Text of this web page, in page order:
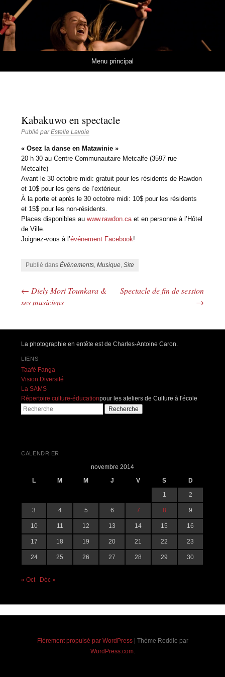
Estelle Lavoie
MUSIQUES ET RYTHMES DE L'AFRIQUE DE L'OUEST
Menu principal
Kabakuwo en spectacle
Publié parEstelle Lavoie
« Osez la danse en Matawinie »
20 h 30 au Centre Communautaire Metcalfe (3597 rue
Metcalfe)
Avant le 30 octobre midi: gratuit pour les résidents de Rawdon
et 10$ pour les gens de l’extérieur.
À la porte et après le 30 octobre midi: 10$ pour les résidents
et 15$ pour les non-résidents.
Places disponibles auwww.rawdon.caet en personne à l’Hôtel
de Ville.
Joignez-vous à l’événement Facebook!
Publié dansÉvénements ,Musique ,Site
Navigation des articles
← Diely Mori Tounkara &
ses musiciens
Spectacle de fin de session
→
La photographie en entête est de Charles-Antoine Caron.
LIENS
Taafé Fanga
Vision Diversité
La SAMS
Répertoire culture-éducationpour les ateliers de Culture à l'école
Recherche
CALENDRIER
novembre 2014
L
M M J V S
D
1
2
3 4 5 6 7 8 9
10 11 12 13 14 15 16
17 18 19 20 21 22 23
24 25 26 27 28 29 30
« Oct Déc »
Fièrement propulsé par WordPress
Thème Reddle par
WordPress.com.